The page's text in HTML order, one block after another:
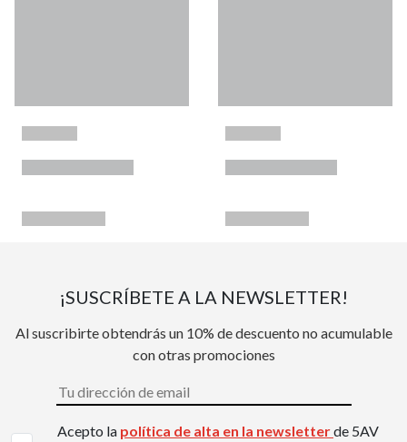
¡SUSCRÍBETE A LA NEWSLETTER!
Al suscribirte obtendrás un 10% de descuento no acumulable
con otras promociones
Acepto la política de alta en la newsletterde 5AV